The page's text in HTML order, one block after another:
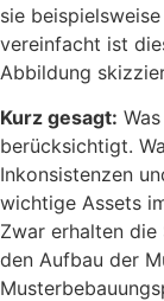
sie
vereinfacht ist
Abbildung
Kurz gesagt:
berücksichtigt.
Inkonsistenzen
wichtige Assets
Zwar erhalten
den Aufbau der